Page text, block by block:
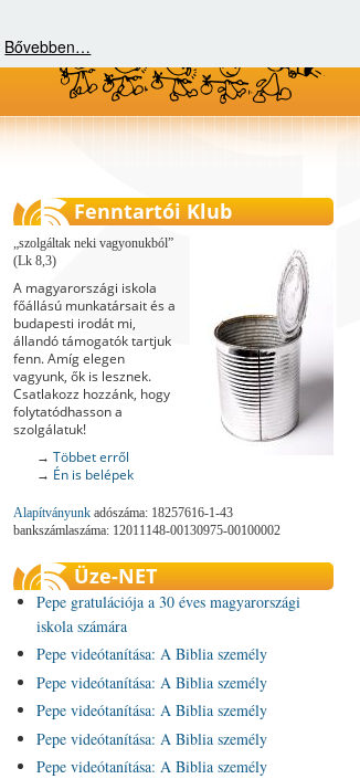
Bővebben…
Fenntartói Klub
szolgáltak neki vagyonukból
(Lk 8,3)
A magyarországi iskola
főállású munkatársait és a
budapesti irodát mi,
állandó támogatók tartjuk
fenn. Amíg elegen
vagyunk, ők is lesznek.
Csatlakozz hozzánk, hogy
folytatódhasson a
szolgálatuk!
→ Többet erről
→ Én is belépek
Alapítványunk adószáma: 18257616-1-43
bankszámlaszáma: 12011148-00130975-00100002
Üze-NET
Pepe gratulációja a 30 éves magyarországi
iskola számára
Pepe videótanítása: A Biblia személy
Pepe videótanítása: A Biblia személy
Pepe videótanítása: A Biblia személy
Pepe videótanítása: A Biblia személy
Pepe videótanítása: A Biblia személy